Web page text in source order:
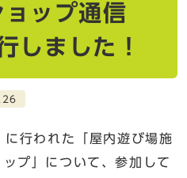
ップ通信
ました！
行われた「屋内遊び場施
プ」について、参加して